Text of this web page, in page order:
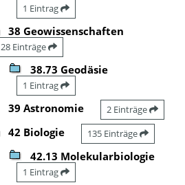
1 Eintrag
38 Geowissenschaften
28 Einträge
38.73 Geodäsie
1 Eintrag
39 Astronomie 2 Einträge
42 Biologie 135 Einträge
42.13 Molekularbiologie
1 Eintrag